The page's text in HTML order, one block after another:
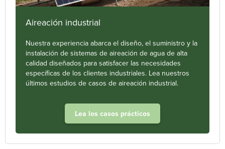
Aireación industrial
Nuestra experiencia abarca el diseño, el suministro y la
instalación de sistemas de aireación de agua de alta
calidad diseñados para satisfacer las necesidades
específicas de los clientes industriales. Lea nuestros
últimos estudios de casos de aireación industrial.
Lea los casos prácticos